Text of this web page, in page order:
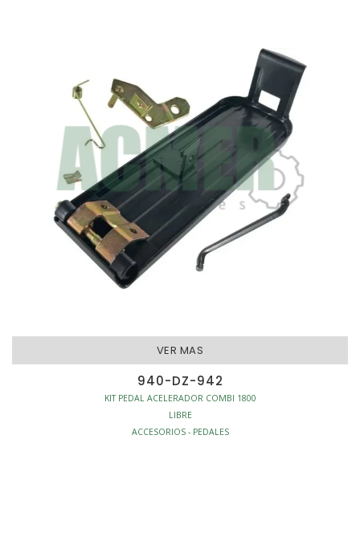
VER MAS
940-DZ-942
KIT PEDAL ACELERADOR COMBI 1800
LIBRE
ACCESORIOS - PEDALES